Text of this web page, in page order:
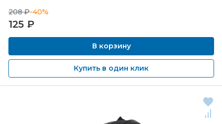
208 ₽-40%
125 ₽
В корзину
Купить в один клик